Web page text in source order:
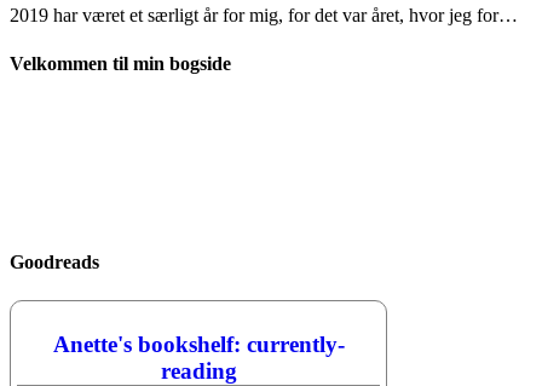
2019 har været et særligt år for mig, for det var året, hvor jeg for…
Velkommen til min bogside
Goodreads
Anette's bookshelf: currently-
reading